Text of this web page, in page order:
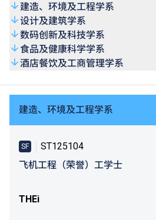
建造、环境及工程学系
设计及建筑学系
数码创新及科技学系
食品及健康科学学系
酒店餐饮及工商管理学系
建造、环境及工程学系
SF
ST125104
飞机工程（荣誉）工学士
THEi